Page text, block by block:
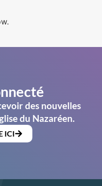
des nouvelles
du Nazaréen.
ICI